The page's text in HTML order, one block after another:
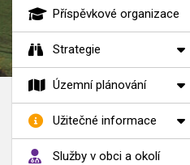
Příspěvkové organizace
Strategie
Územní plánování
Užitečné informace
Služby v obci a okolí